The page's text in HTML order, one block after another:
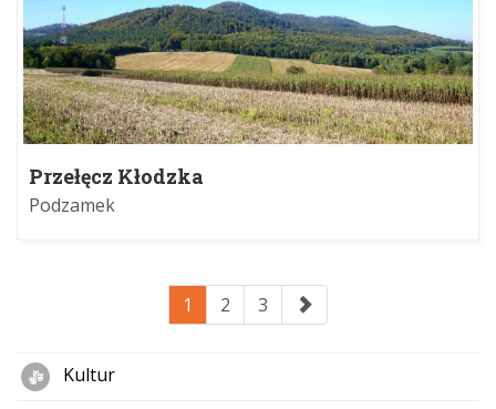
Przełęcz Kłodzka
Podzamek
1 2 3
Kultur